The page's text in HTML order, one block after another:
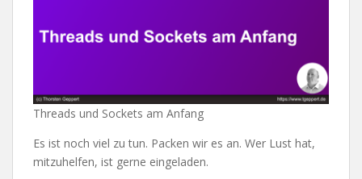
Threads und Sockets am Anfang
Es ist noch viel zu tun. Packen wir es an. Wer Lust hat,
mitzuhelfen, ist gerne eingeladen.